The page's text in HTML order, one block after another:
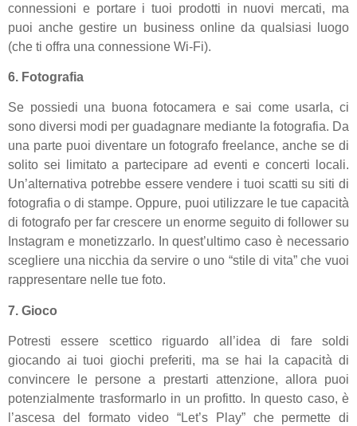
connessioni e portare i tuoi prodotti in nuovi mercati, ma
puoi anche gestire un business online da qualsiasi luogo
(che ti offra una connessione Wi-Fi).
6. Fotografia
Se possiedi una buona fotocamera e sai come usarla, ci
sono diversi modi per guadagnare mediante la fotografia. Da
una parte puoi diventare un fotografo freelance, anche se di
solito sei limitato a partecipare ad eventi e concerti locali.
Un’alternativa potrebbe essere vendere i tuoi scatti su siti di
fotografia o di stampe. Oppure, puoi utilizzare le tue capacità
di fotografo per far crescere un enorme seguito di follower su
Instagram e monetizzarlo. In quest’ultimo caso è necessario
scegliere una nicchia da servire o uno “stile di vita” che vuoi
rappresentare nelle tue foto.
7. Gioco
Potresti essere scettico riguardo all’idea di fare soldi
giocando ai tuoi giochi preferiti, ma se hai la capacità di
convincere le persone a prestarti attenzione, allora puoi
potenzialmente trasformarlo in un profitto. In questo caso, è
l’ascesa del formato video “Let’s Play” che permette di